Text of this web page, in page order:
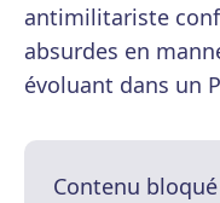
antimilitariste
absurdes en
évoluant dans un
Contenu